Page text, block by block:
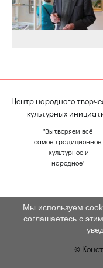
Центр народного
культурных
"Вытворяем всё
самое традиционное,
культурное и
народное"
©
Мы используем
соглашаетесь с